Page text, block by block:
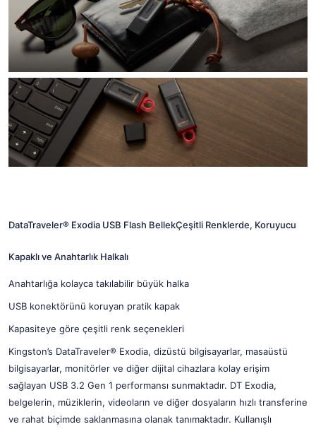
DataTraveler® Exodia USB Flash BellekÇeşitli Renklerde, Koruyucu
Kapaklı ve Anahtarlık Halkalı
Anahtarlığa kolayca takılabilir büyük halka
USB konektörünü koruyan pratik kapak
Kapasiteye göre çeşitli renk seçenekleri
Kingston’s DataTraveler® Exodia, dizüstü bilgisayarlar, masaüstü
bilgisayarlar, monitörler ve diğer dijital cihazlara kolay erişim
sağlayan USB 3.2 Gen 1 performansı sunmaktadır. DT Exodia,
belgelerin, müziklerin, videoların ve diğer dosyaların hızlı transferine
ve rahat biçimde saklanmasına olanak tanımaktadır. Kullanışlı